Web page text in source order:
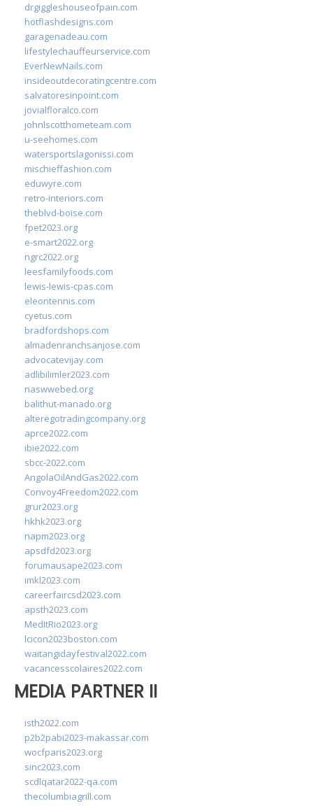
drgiggleshouseofpain.com
hotflashdesigns.com
garagenadeau.com
lifestylechauffeurservice.com
EverNewNails.com
insideoutdecoratingcentre.com
salvatoresinpoint.com
jovialfloralco.com
johnlscotthometeam.com
u-seehomes.com
watersportslagonissi.com
mischieffashion.com
eduwyre.com
retro-interiors.com
theblvd-boise.com
fpet2023.org
e-smart2022.org
ngrc2022.org
leesfamilyfoods.com
lewis-lewis-cpas.com
eleontennis.com
cyetus.com
bradfordshops.com
almadenranchsanjose.com
advocatevijay.com
adlibilimler2023.com
naswwebed.org
balithut-manado.org
alteregotradingcompany.org
aprce2022.com
ibie2022.com
sbcc-2022.com
AngolaOilAndGas2022.com
Convoy4Freedom2022.com
grur2023.org
hkhk2023.org
napm2023.org
apsdfd2023.org
forumausape2023.com
imkl2023.com
careerfaircsd2023.com
apsth2023.com
MedItRio2023.org
lcicon2023boston.com
waitangidayfestival2022.com
vacancesscolaires2022.com
MEDIA PARTNER II
isth2022.com
p2b2pabi2023-makassar.com
wocfparis2023.org
sinc2023.com
scdlqatar2022-qa.com
thecolumbiagrill.com